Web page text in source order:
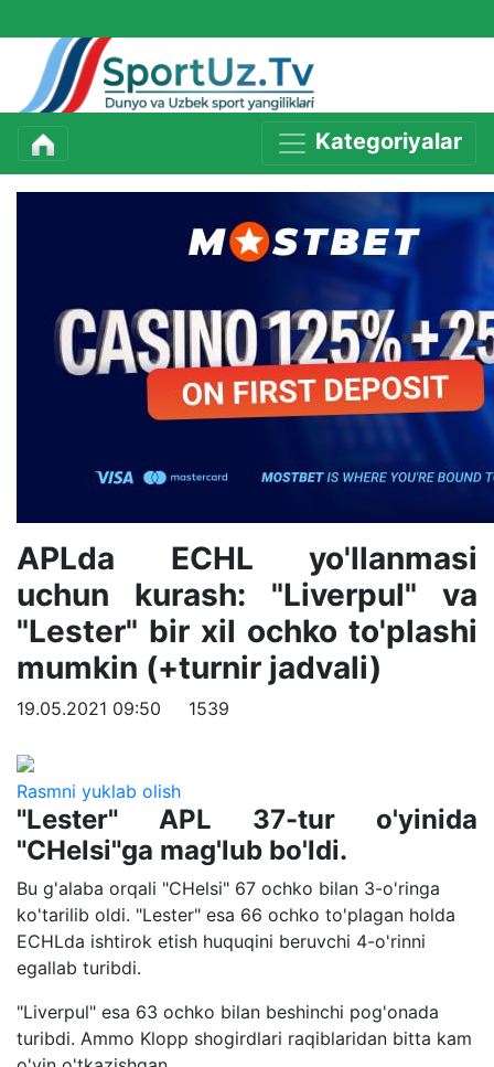
Kategoriyalar
APLda ECHL yo'llanmasi
uchun kurash: "Liverpul" va
"Lester" bir xil ochko to'plashi
mumkin (+turnir jadvali)
19.05.2021 09:50 1539
Rasmni yuklab olish
"Lester" APL 37-tur o'yinida
"CHelsi"ga mag'lub bo'ldi.
Bu g'alaba orqali "CHelsi" 67 ochko bilan 3-o'ringa
ko'tarilib oldi. "Lester" esa 66 ochko to'plagan holda
ECHLda ishtirok etish huquqini beruvchi 4-o'rinni
egallab turibdi.
"Liverpul" esa 63 ochko bilan beshinchi pog'onada
turibdi. Ammo Klopp shogirdlari raqiblaridan bitta kam